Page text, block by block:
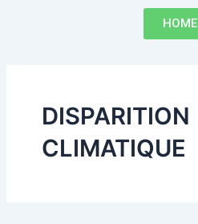
HOME
DISPARITION
CLIMATIQUE